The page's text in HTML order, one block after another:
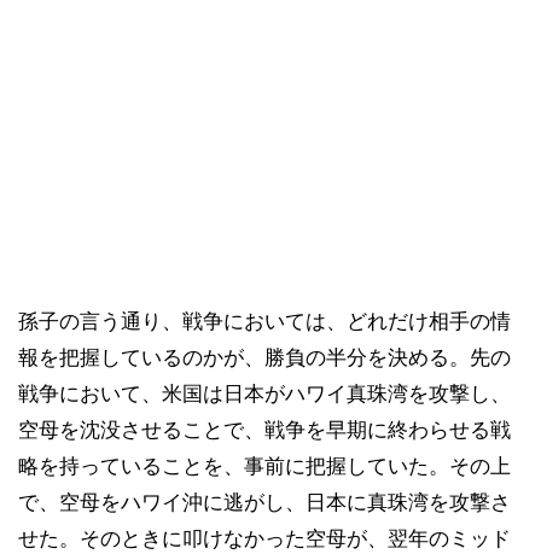
孫子の言う通り、戦争においては、どれだけ相手の情
報を把握しているのかが、勝負の半分を決める。先の
戦争において、米国は日本がハワイ真珠湾を攻撃し、
空母を沈没させることで、戦争を早期に終わらせる戦
略を持っていることを、事前に把握していた。その上
で、空母をハワイ沖に逃がし、日本に真珠湾を攻撃さ
せた。そのときに叩けなかった空母が、翌年のミッド